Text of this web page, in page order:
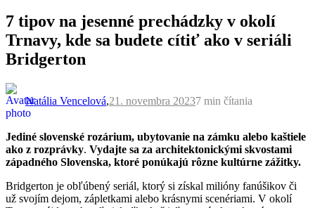
7 tipov na jesenné prechádzky v okolí
Trnavy, kde sa budete cítiť ako v seriáli
Bridgerton
Natália Vencelová,21. novembra 20237 min čítania
Jediné slovenské rozárium, ubytovanie na zámku alebo kaštiele
ako z rozprávky. Vydajte sa za architektonickými skvostami
západného Slovenska, ktoré ponúkajú rôzne kultúrne zážitky.
Bridgerton je obľúbený seriál, ktorý si získal milióny fanúšikov či
už svojím dejom, zápletkami alebo krásnymi scenériami. V okolí